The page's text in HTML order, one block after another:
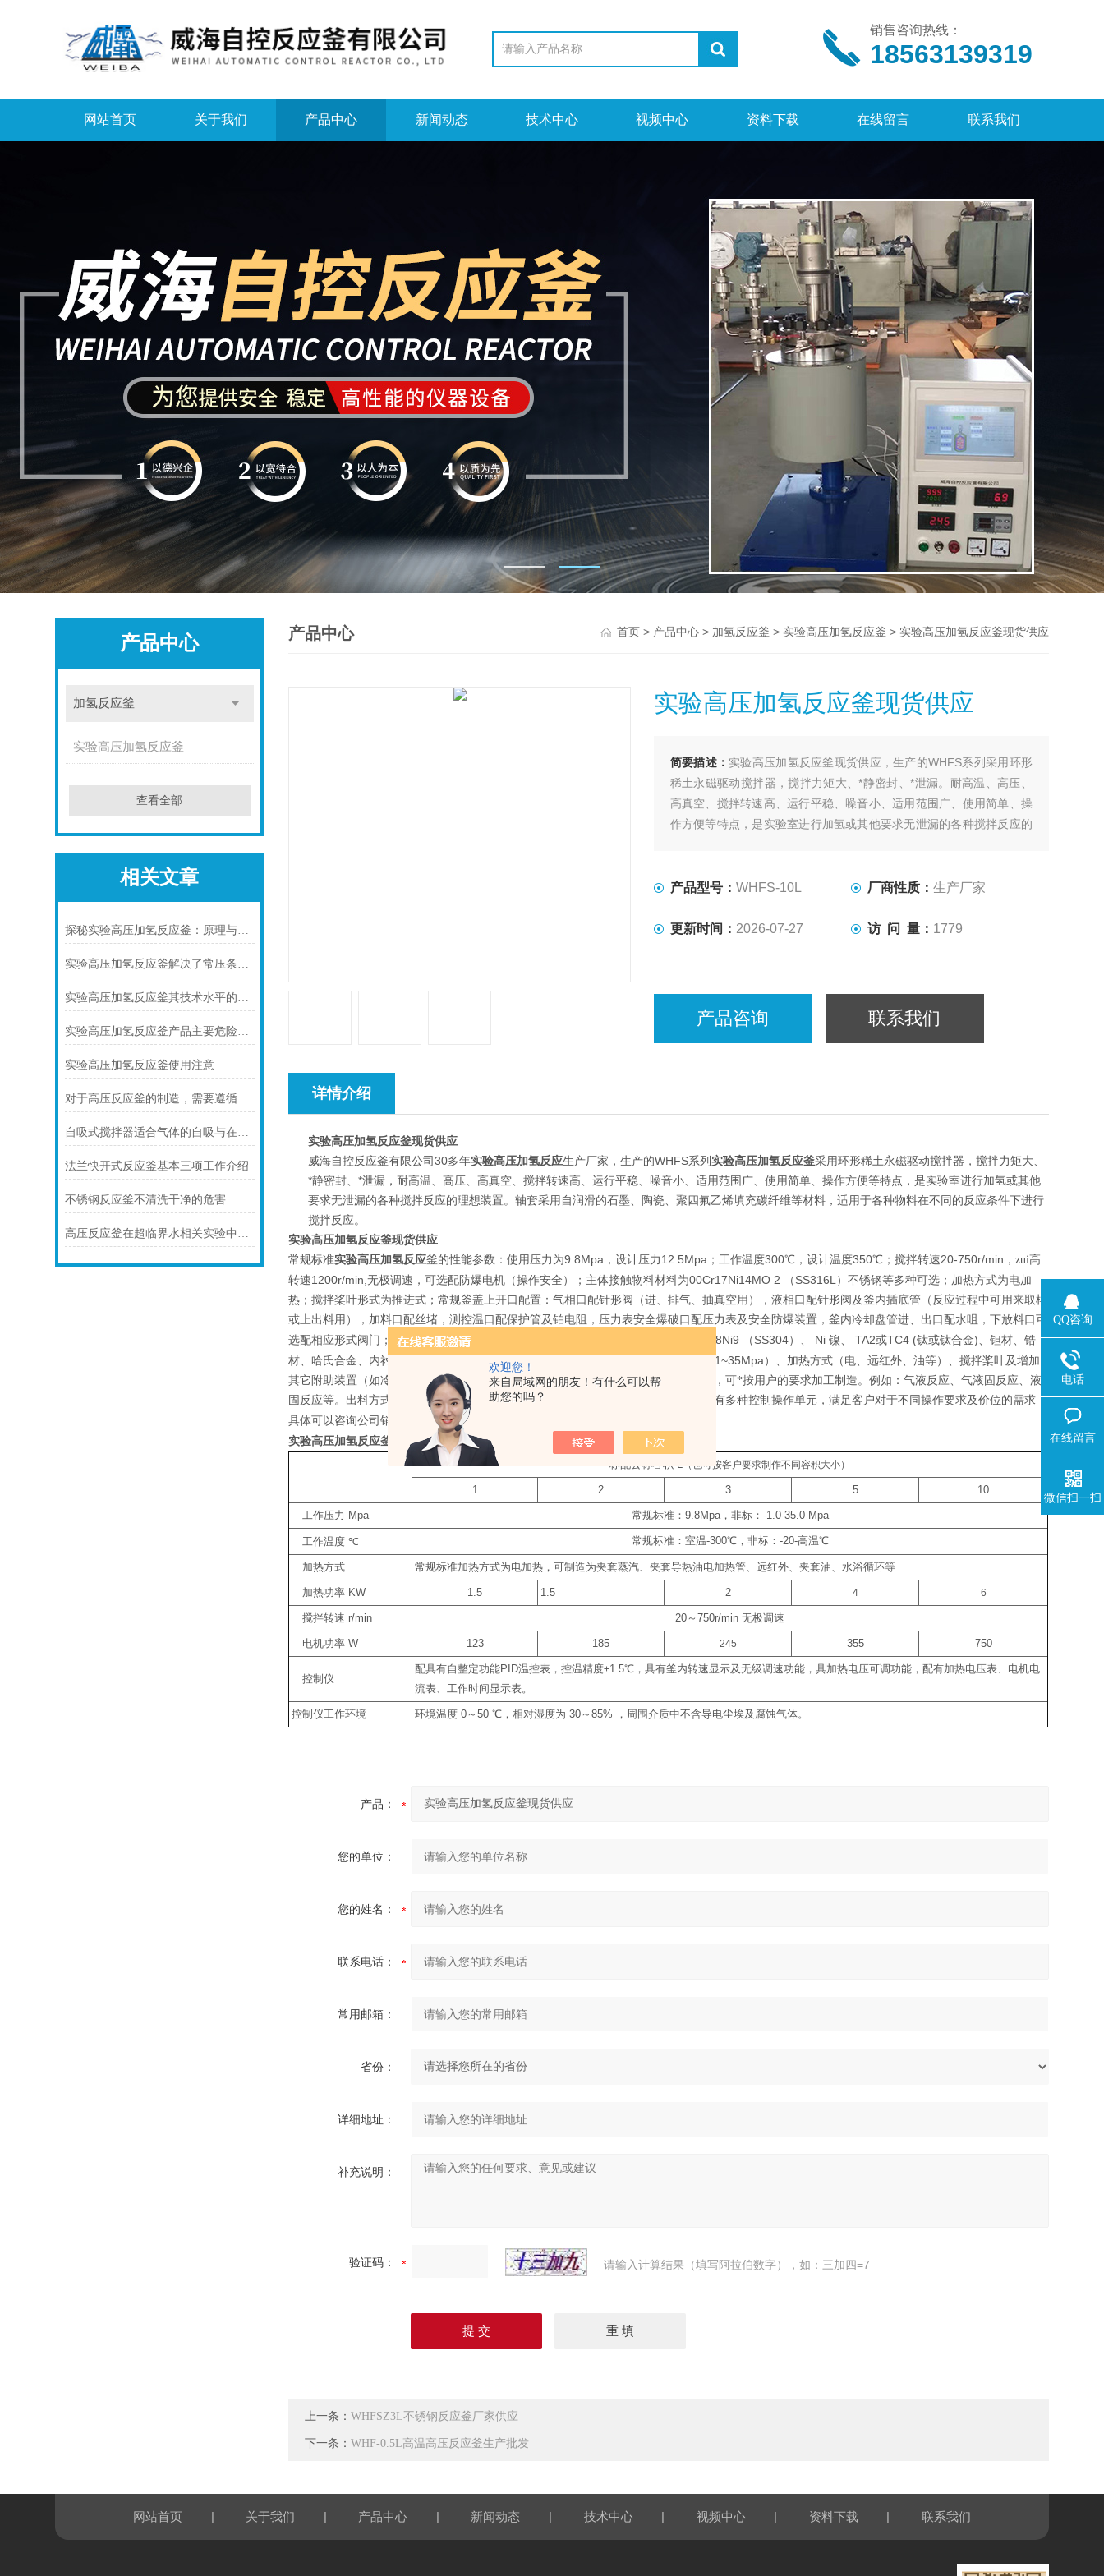
欢迎您！
来自局域网的朋友！有什么可以帮
助您的吗？
销售咨询热线：
18563139319
网站首页 关于我们 产品中心 新闻动态 技术中心 视频中心 资料下载 在线留言 联系我们
产品中心
加氢反应釜
实验高压加氢反应釜
查看全部
相关文章
探秘实验高压加氢反应釜：原理与优势解析
实验高压加氢反应釜解决了常压条件下难以完成的反应难题
实验高压加氢反应釜其技术水平的提高对于氢能领域的发展具有重要意义
实验高压加氢反应釜产品主要危险及控制措施
实验高压加氢反应釜使用注意
对于高压反应釜的制造，需要遵循哪些守则
自吸式搅拌器适合气体的自吸与在分散
法兰快开式反应釜基本三项工作介绍
不锈钢反应釜不清洗干净的危害
高压反应釜在超临界水相关实验中的应用
产品中心 首页> 产品中心> 加氢反应釜 > 实验高压加氢反应釜 > 实验高压加氢反应釜现货供应
实验高压加氢反应釜现货供应
简要描述： 实验高压加氢反应釜现货供应，生产的WHFS系列采用环形
稀土永磁驱动搅拌器，搅拌力矩大、*静密封、*泄漏。耐高温、高压、
高真空、搅拌转速高、运行平稳、噪音小、适用范围广、使用简单、操
作方便等特点，是实验室进行加氢或其他要求无泄漏的各种搅拌反应的
产品型号： WHFS-10L 厂商性质：生产厂家
更新时间： 2026-07-27 访 问 量： 1779
产品咨询 联系我们
详情介绍
实验高压加氢反应釜现货供应
威海自控反应釜有限公司30多年实验高压加氢反应生产厂家，生产的WHFS系列实验高压加氢反应釜采用环形稀土永磁驱动搅拌器，搅拌力矩大、
*静密封、*泄漏，耐高温、高压、高真空、搅拌转速高、运行平稳、噪音小、适用范围广、使用简单、操作方便等特点，是实验室进行加氢或其他
要求无泄漏的各种搅拌反应的理想装置。轴套采用自润滑的石墨、陶瓷、聚四氟乙烯填充碳纤维等材料，适用于各种物料在不同的反应条件下进行
搅拌反应。
实验高压加氢反应釜现货供应
常规标准实验高压加氢反应釜的性能参数：使用压力为9.8Mpa ，设计压力 12.5Mpa ；工作温度300℃，设计温度350℃；搅拌转速20-750r/min ，zui高
转速1200r/min,无极调速，可选配防爆电机（操作安全）；主体接触物料材料为00Cr17Ni14MO 2 （ SS316L ）不锈钢等多种可选；加热方式为电加
热；搅拌桨叶形式为推进式；常规釜盖上开口配置：气相口配针形阀（进、排气、抽真空用），液相口配针形阀及釜内插底管（反应过程中可用来取样
或上出料用），加料口配丝堵，测控温口配保护管及铂电阻，压力表安全爆破口配压力表及安全防爆装置，釜内冷却盘管进、出口配水咀，下放料口可
选配相应形式阀门；如果用户对设备的主体材料（
0Cr18Ni9 （ SS304）、 Ni镍、 TA2或TC4 (钛或钛合金)、钽材、锆
材、哈氏合金、内衬聚四氟乙烯或
等、釜盖釜体开口、内部结构、压力高低（ -0.1~35Mpa ）、加热方式（电、远红外、油等）、搅拌桨叶及增加
其它附助装置（如冷凝回流装置、恒压加料罐、接收装置、冷凝器等）等有特殊要求，可*按用户的要求加工制造。例如：气液反应、气液固反应、液
固反应等。出料方式有上出料和下出料两种，供用户订货时选用。同时公司反应釜配有多种控制操作单元，满足客户对于不同操作要求及价位的需求，
具体可以咨询公司销售部工程师（5757988
实验高压加氢反应釜 常规性能配置表
标配公称容积 L （也可按客户要求制作不同容积大小）
1 2 3 5 10
工作压力 Mpa 常规标准： 9.8Mpa，非标： -1.0-35.0 Mpa
工作温度 ℃ 常规标准：室温-300℃，非标： -20-高温℃
加热方式 常规标准加热方式为电加热，可制造为夹套蒸汽、夹套导热油电加热管、远红外、夹套油、水浴循环等
加热功率 KW 1.5 1.5 2 4 6
搅拌转速 r/min 20～ 750r/min无极调速
电机功率 W 123 185 245 355 750
控制仪
配具有自整定功能PID温控表，控温精度±1.5℃ ，具有釜内转速显示及无级调速功能，具加热电压可调功能，配有加热电压表、电机电
流表、工作时间显示表。
控制仪工作环境 环境温度 0～50℃ ，相对湿度为 30～85% ，周围介质中不含导电尘埃及腐蚀气体。
产品：
您的单位：
您的姓名：
联系电话：
常用邮箱：
省份：
详细地址：
补充说明：
验证码： 请输入计算结果（填写阿拉伯数字），如：三加四=7
上一条：WHFSZ3L不锈钢反应釜厂家供应
下一条：WHF-0.5L高温高压反应釜生产批发
网站首页 | 关于我们 | 产品中心 | 新闻动态 | 技术中心 | 视频中心 | 资料下载 | 联系我们
QQ咨询
电话
在线留言
微信扫一扫